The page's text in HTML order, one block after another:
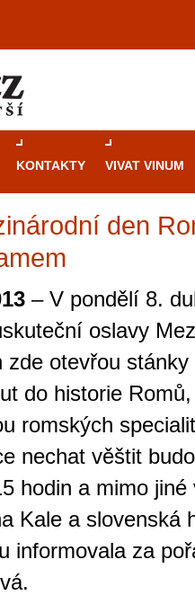
KONTAKTY VIVAT VINUM
den
– V pondělí 8.
oslavy
zde otevřou
do historie
romských
nechat věštit
hodin a mimo jiné
Kale a slovenská
informovala za
Průvodce
Brně: Od
Brno je
zajímavé
restaurace,
kde si
hry. V
nabídku her
jak pro pravidelné